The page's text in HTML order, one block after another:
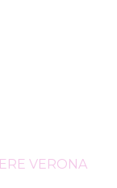
VERONA